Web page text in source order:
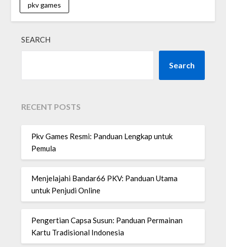
pkv games
SEARCH
Search
RECENT POSTS
Pkv Games Resmi: Panduan Lengkap untuk
Pemula
Menjelajahi Bandar66 PKV: Panduan Utama
untuk Penjudi Online
Pengertian Capsa Susun: Panduan Permainan
Kartu Tradisional Indonesia